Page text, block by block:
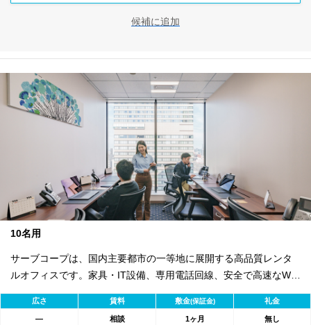
候補に追加
10名用
サーブコープは、国内主要都市の一等地に展開する高品質レンタ
ルオフィスです。家具・IT設備、専用電話回線、安全で高速なWi-
Fiを完備。バイリンガル秘書・受付サービス付きで即日ビジネス開
始が可能。初期費用を抑え、会議室やコワーキングスペースも利
広さ 賃料 敷金(保証金) 礼金
― 相談 1ヶ月 無し